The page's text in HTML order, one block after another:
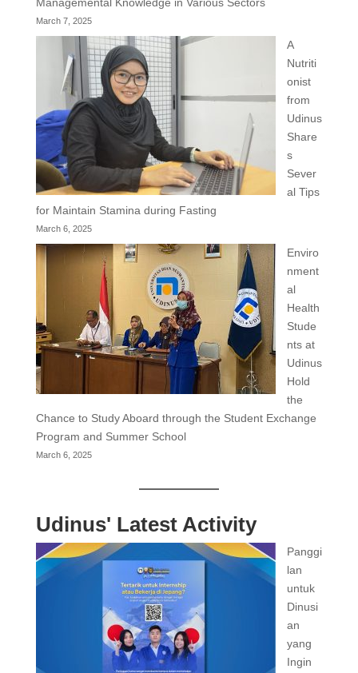
March 7, 2025
A
Nutriti
onist
from
Udinus
Share
s
Sever
al Tips
for Maintain Stamina during Fasting
March 6, 2025
Enviro
nment
al
Health
Stude
nts at
Udinus
Hold
the
Chance to Study Aboard through the Student Exchange
Program and Summer School
March 6, 2025
Udinus' Latest Activity
Panggi
lan
untuk
Dinusi
an
yang
Ingin